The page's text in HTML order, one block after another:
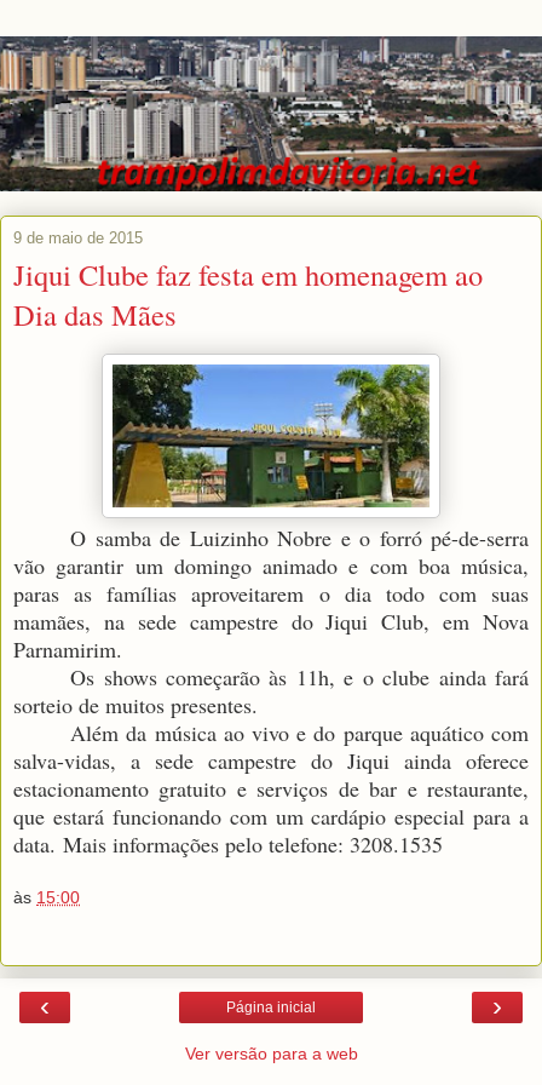
9 de maio de 2015
Jiqui Clube faz festa em homenagem ao
Dia das Mães
O samba de Luizinho Nobre e o forró pé-de-serra
vão garantir um domingo animado e com boa música,
paras as famílias aproveitarem o dia todo com suas
mamães, na sede campestre do Jiqui Club, em Nova
Parnamirim.
Os shows começarão às 11h, e o clube ainda fará
sorteio de muitos presentes.
Além da música ao vivo e do parque aquático com
salva-vidas, a sede campestre do Jiqui ainda oferece
estacionamento gratuito e serviços de bar e restaurante,
que estará funcionando com um cardápio especial para a
data. Mais informações pelo telefone: 3208.1535
às 15:00
‹ ›
Página inicial
Ver versão para a web